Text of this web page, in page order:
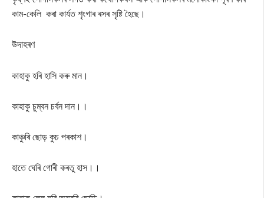
কাম-কেলি কৰা কাৰ্যত শৃংগাৰ ৰসৰ সৃষ্টি হৈছে।
উদাহৰণ
কাহাকু হৰি হাসি কৰু মান।
কাহাকু চুম্বন চৰ্বন দান।।
কাঞ্চুৰি ছোড় কুচ পৰকাশ।
হাতে ঘেৰি গোৰী কৰতু হাস।।